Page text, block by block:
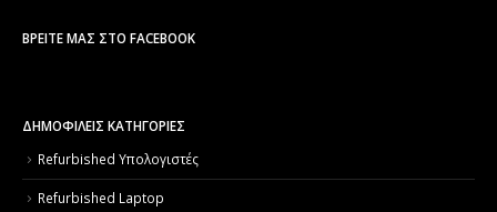
ΒΡΕΊΤΕ ΜΑΣ ΣΤΟ FACEBOOK
ΔΗΜΟΦΙΛΕΙΣ ΚΑΤΗΓΟΡΙΕΣ
Refurbished Υπολογιστές
Refurbished Laptop